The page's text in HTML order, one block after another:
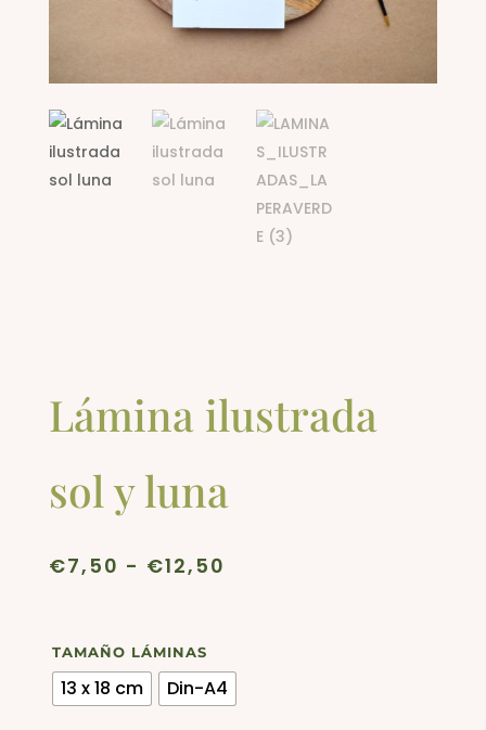
Lámina ilustrada
sol y luna
€7,50 - €12,50
€7,50
hasta
€12,50
TAMAÑO LÁMINAS
13 x 18 cm Din-A4